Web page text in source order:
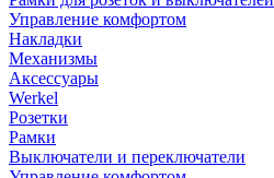
Управление комфортом
Накладки
Механизмы
Аксессуары
Werkel
Розетки
Рамки
Выключатели и переключатели